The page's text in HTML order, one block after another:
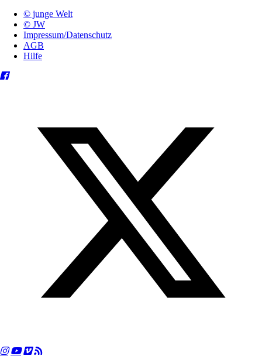
© junge Welt
© JW
Impressum/Datenschutz
AGB
Hilfe